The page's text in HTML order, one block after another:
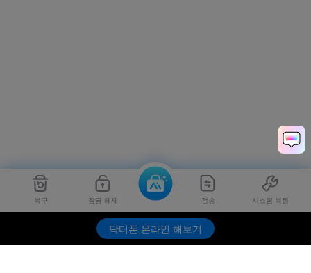
복구 잠금 해제 전송 시스팀 복원
닥터폰 온라인 해보기